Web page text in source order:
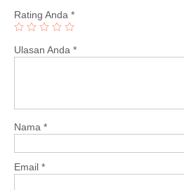
Rating Anda *
Ulasan Anda *
Nama *
Email *